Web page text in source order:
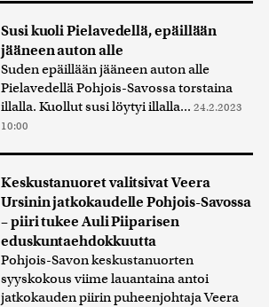
Susi kuoli Pielavedellä, epäillään
jääneen auton alle
Suden epäillään jääneen auton alle
Pielavedellä Pohjois-Savossa torstaina
illalla. Kuollut susi löytyi illalla... 24.2.2023
10:00
Keskustanuoret valitsivat Veera
Ursinin jatkokaudelle Pohjois-Savossa
– piiri tukee Auli Piiparisen
eduskuntaehdokkuutta
Pohjois-Savon keskustanuorten
syyskokous viime lauantaina antoi
jatkokauden piirin puheenjohtaja Veera